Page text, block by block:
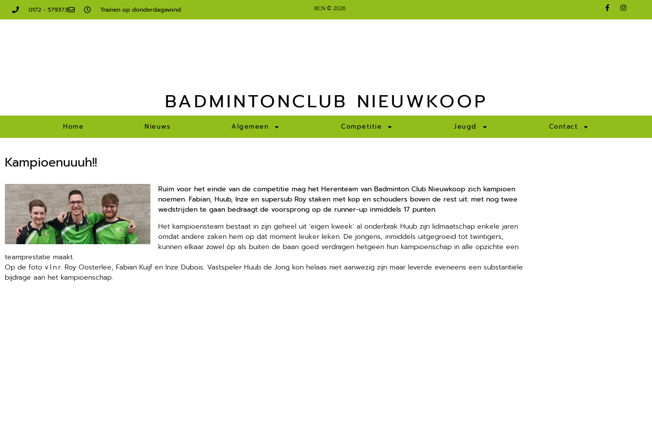
0172 - 579373 Trainen op donderdagavond BCN © 2026
BADMINTONCLUB NIEUWKOOP
Home Nieuws Algemeen Competitie Jeugd Contact
Kampioenuuuh!!
Ruim voor het einde van de competitie mag het Herenteam van Badminton Club Nieuwkoop zich kampioen
noemen. Fabian, Huub, Inze en supersub Roy staken met kop en schouders boven de rest uit: met nog twee
wedstrijden te gaan bedraagt de voorsprong op de runner-up inmiddels 17 punten.
Het kampioensteam bestaat in zijn geheel uit ‘eigen kweek’ al onderbrak Huub zijn lidmaatschap enkele jaren
omdat andere zaken hem op dat moment leuker leken. De jongens, inmiddels uitgegroeid tot twintigers,
kunnen elkaar zowel óp als buiten de baan goed verdragen hetgeen hun kampioenschap in alle opzichte een
teamprestatie maakt.
Op de foto v.l.n.r. Roy Oosterlee, Fabian Kuijf en Inze Dubois. Vastspeler Huub de Jong kon helaas niet aanwezig zijn maar leverde eveneens een substantiële
bijdrage aan het kampioenschap.